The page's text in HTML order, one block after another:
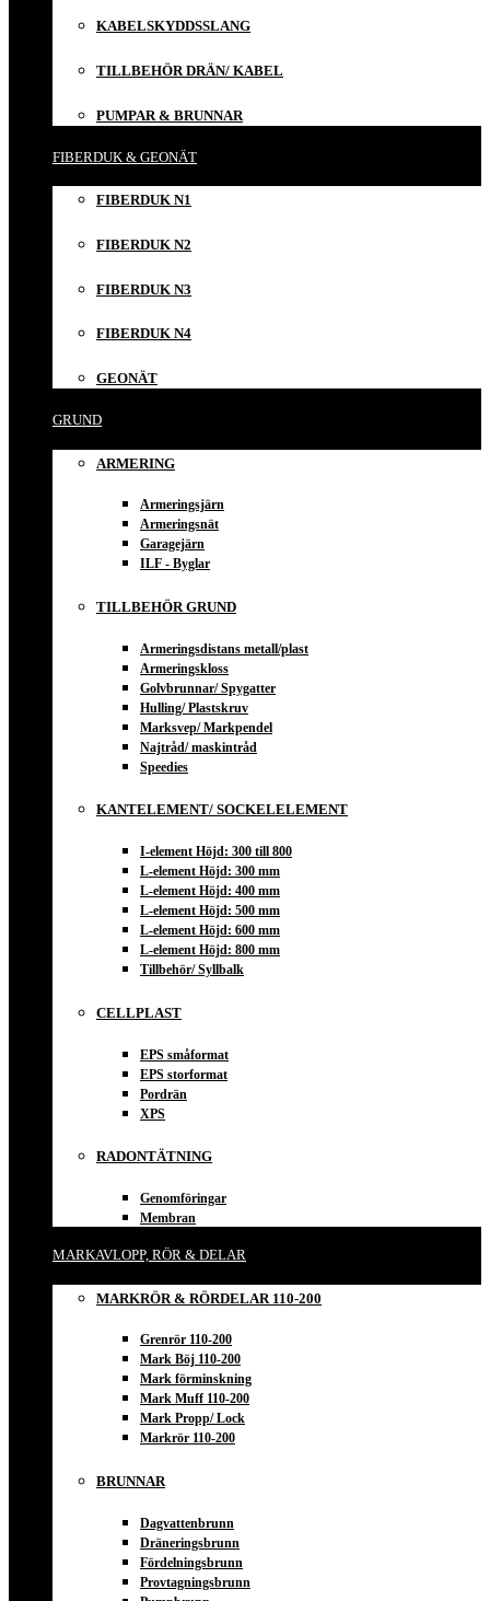
KABELSKYDDSSLANG
TILLBEHÖR DRÄN/ KABEL
PUMPAR & BRUNNAR
FIBERDUK & GEONÄT
FIBERDUK N1
FIBERDUK N2
FIBERDUK N3
FIBERDUK N4
GEONÄT
GRUND
ARMERING
Armeringsjärn
Armeringsnät
Garagejärn
ILF - Byglar
TILLBEHÖR GRUND
Armeringsdistans metall/plast
Armeringskloss
Golvbrunnar/ Spygatter
Hulling/ Plastskruv
Marksvep/ Markpendel
Najtråd/ maskintråd
Speedies
KANTELEMENT/ SOCKELELEMENT
I-element Höjd: 300 till 800
L-element Höjd: 300 mm
L-element Höjd: 400 mm
L-element Höjd: 500 mm
L-element Höjd: 600 mm
L-element Höjd: 800 mm
Tillbehör/ Syllbalk
CELLPLAST
EPS småformat
EPS storformat
Pordrän
XPS
RADONTÄTNING
Genomföringar
Membran
MARKAVLOPP, RÖR & DELAR
MARKRÖR & RÖRDELAR 110-200
Grenrör 110-200
Mark Böj 110-200
Mark förminskning
Mark Muff 110-200
Mark Propp/ Lock
Markrör 110-200
BRUNNAR
Dagvattenbrunn
Dräneringsbrunn
Fördelningsbrunn
Provtagningsbrunn